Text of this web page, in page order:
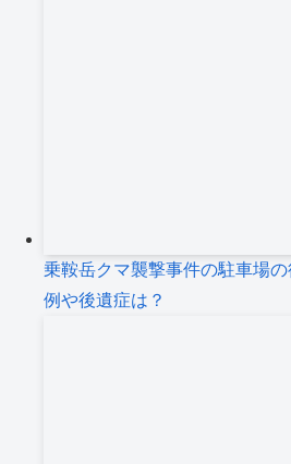
乗鞍岳クマ襲撃事件の駐車場
例や後遺症は？